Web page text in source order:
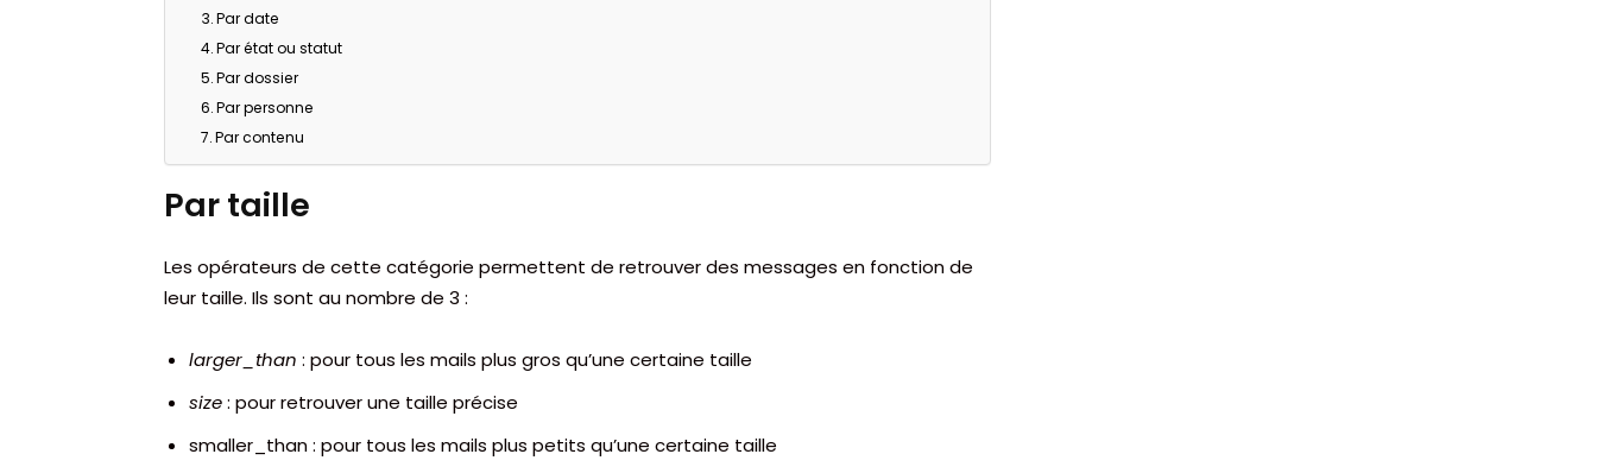
Par date
Par état ou statut
Par dossier
Par personne
Par contenu
Par taille
Les opérateurs de cette catégorie permettent de retrouver des messages en fonction de
leur taille. Ils sont au nombre de 3 :
larger_than : pour tous les mails plus gros qu’une certaine taille
size: pour retrouver une taille précise
smaller_than : pour tous les mails plus petits qu’une certaine taille